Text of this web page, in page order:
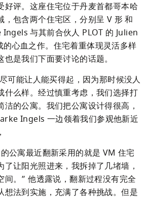
好评。这座住宅位于丹麦首都哥本哈
，包含两个住宅区，分别呈 V 形 和
与其前合伙人 PLOT 的 Julien
心血之作。住宅着重体现灵活多样
是我们下面要讨论的话题。
可能让人能买得起，因为那时候没人
什么样。经过慎重考虑，我们选择打
的公寓。我们把公寓设计得很高，
Ingels 一边领着我们参观他新近
公寓最近翻新采用的就是 VM 住宅
了让阳光照进来，我拆掉了几堵墙，
间。” 他透露说，翻新过程没有完全
想法到实施，充满了各种挑战。但是